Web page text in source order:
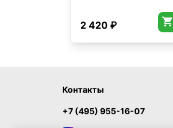
2 420 ₽ 
Контакты
+7 (495) 955-16-07